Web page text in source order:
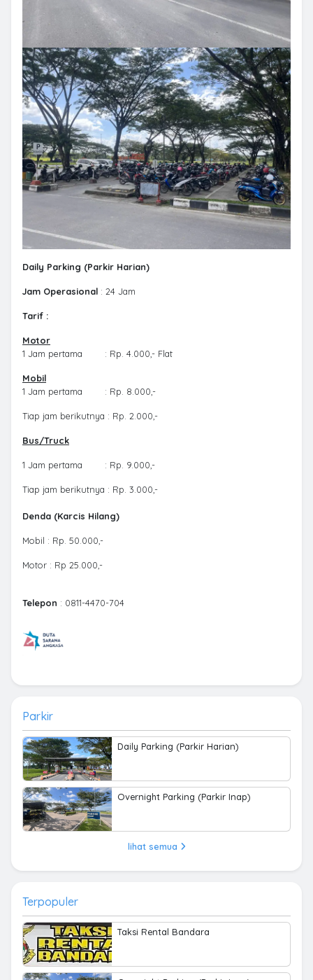
Daily Parking (Parkir Harian)
Jam Operasional : 24 Jam
Tarif :
Motor
1 Jam pertama : Rp. 4.000,- Flat
Mobil
1 Jam pertama : Rp. 8.000,-
Tiap jam berikutnya : Rp. 2.000,-
Bus/Truck
1 Jam pertama : Rp. 9.000,-
Tiap jam berikutnya : Rp. 3.000,-
Denda (Karcis Hilang)
Mobil : Rp. 50.000,-
Motor : Rp 25.000,-
Telepon : 0811-4470-704
Parkir
Daily Parking (Parkir Harian)
Overnight Parking (Parkir Inap)
lihat semua
Terpopuler
Taksi Rental Bandara